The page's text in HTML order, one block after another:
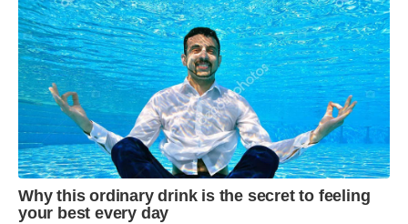
Why this ordinary drink is the secret to feeling
your best every day